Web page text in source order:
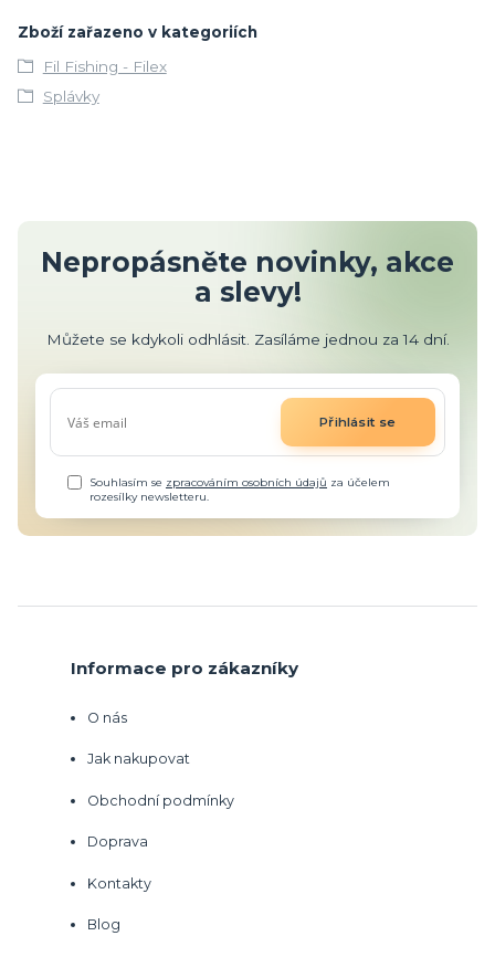
Zboží zařazeno v kategoriích
Fil Fishing - Filex
Splávky
Nepropásněte novinky, akce
a slevy!
Můžete se kdykoli odhlásit. Zasíláme jednou za 14 dní.
Přihlásit se
Souhlasím se zpracováním osobních údajů za účelem
rozesílky newsletteru.
Informace pro zákazníky
O nás
Jak nakupovat
Obchodní podmínky
Doprava
Kontakty
Blog